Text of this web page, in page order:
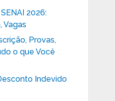
2026:
Vagas
Provas,
o que Você
Indevido